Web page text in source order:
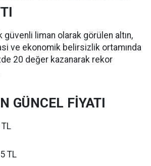
güvenli liman olarak görülen altın,
ve ekonomik belirsizlik ortamında
20 değer kazanarak rekor
GÜNCEL FİYATI
TL